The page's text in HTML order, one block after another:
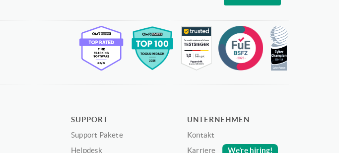
SUPPORT
Support Pakete
Helpdesk
UNTERNEHMEN
Kontakt
Karriere
We’re hiring!